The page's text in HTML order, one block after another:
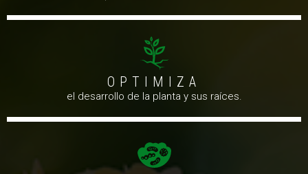
OPTIMIZA
el desarrollo de la planta y sus raíces.